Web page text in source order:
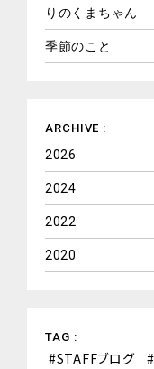
りのくまちゃん
季節のこと
ARCHIVE :
2026
2024
2022
2020
TAG :
STAFFブログ